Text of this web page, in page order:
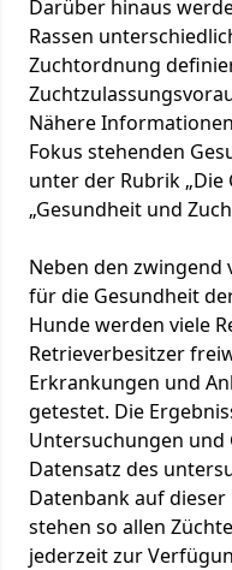
Darüber hinaus
Rassen
Zuchtordnung
Nähere
Fokus stehenden
unter der Rubrik „Die
„Gesundheit und
Neben den zwingend
für die Gesundheit
Hunde werden viele
Retrieverbesitzer
Erkrankungen und
getestet. Die
Untersuchungen und
Datensatz des
Datenbank auf
stehen so allen
jederzeit zur